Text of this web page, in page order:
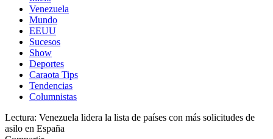
Venezuela
Mundo
EEUU
Sucesos
Show
Deportes
Caraota Tips
Tendencias
Columnistas
Lectura: Venezuela lidera la lista de países con más solicitudes de
asilo en España